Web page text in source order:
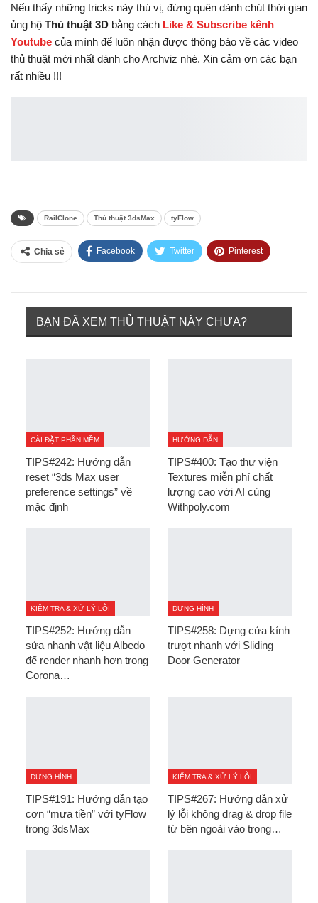
Nếu thấy những tricks này thú vị, đừng quên dành chút thời gian
ủng hộ Thủ thuật 3D bằng cách Like & Subscribe kênh
Youtube của mình để luôn nhận được thông báo về các video
thủ thuật mới nhất dành cho Archviz nhé. Xin cảm ơn các bạn
rất nhiều !!!
RailClone Thủ thuật 3dsMax tyFlow
Chia sẻ Facebook Twitter Pinterest
BẠN ĐÃ XEM THỦ THUẬT NÀY CHƯA?
CÀI ĐẶT PHẦN MỀM
TIPS#242: Hướng dẫn
reset “3ds Max user
preference settings” về
mặc định
HƯỚNG DẪN
TIPS#400: Tạo thư viện
Textures miễn phí chất
lượng cao với AI cùng
Withpoly.com
KIỂM TRA & XỬ LÝ LỖI
TIPS#252: Hướng dẫn
sửa nhanh vật liệu Albedo
để render nhanh hơn trong
Corona…
DỰNG HÌNH
TIPS#258: Dựng cửa kính
trượt nhanh với Sliding
Door Generator
DỰNG HÌNH
TIPS#191: Hướng dẫn tạo
cơn “mưa tiền” với tyFlow
trong 3dsMax
KIỂM TRA & XỬ LÝ LỖI
TIPS#267: Hướng dẫn xử
lý lỗi không drag & drop file
từ bên ngoài vào trong…